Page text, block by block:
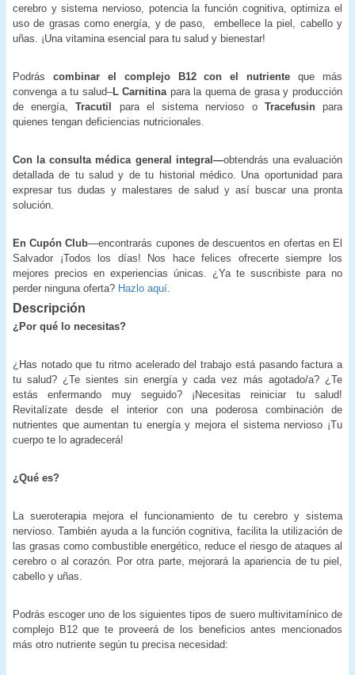
cerebro y sistema nervioso, potencia la función cognitiva, optimiza el
uso de grasas como energía, y de paso, embellece la piel, cabello y
uñas. ¡Una vitamina esencial para tu salud y bienestar!
Podrás combinar el complejo B12 con el nutriente que más
convenga a tu salud–L Carnitina para la quema de grasa y producción
de energía,Tracutil para el sistema nervioso oTracefusinpara
quienes tengan deficiencias nutricionales.
Con la consulta médica general integral—obtendrás una evaluación
detallada de tu salud y de tu historial médico. Una oportunidad para
expresar tus dudas y malestares de salud y así buscar una pronta
solución.
En Cupón Club—encontrarás cupones de descuentos en ofertas en El
Salvador ¡Todos los días! Nos hace felices ofrecerte siempre los
mejores precios en experiencias únicas. ¿Ya te suscribiste para no
perder ninguna oferta? Hazlo aquí
Descripción
¿Por qué lo necesitas?
¿Has notado que tu ritmo acelerado del trabajo está pasando factura a
tu salud? ¿Te sientes sin energía y cada vez más agotado/a? ¿Te
estás enfermando muy seguido? ¡Necesitas reiniciar tu salud!
Revitalízate desde el interior con una poderosa combinación de
nutrientes que aumentan tu energía y mejora el sistema nervioso ¡Tu
cuerpo te lo agradecerá!
¿Qué es?
La sueroterapia mejora el funcionamiento de tu cerebro y sistema
nervioso. También ayuda a la función cognitiva, facilita la utilización de
las grasas como combustible energético, reduce el riesgo de ataques al
cerebro o al corazón. Por otra parte, mejorará la apariencia de tu piel,
cabello y uñas.
Podrás escoger uno de los siguientes tipos de suero multivitamínico de
complejo B12 que te proveerá de los beneficios antes mencionados
más otro nutriente según tu precisa necesidad: